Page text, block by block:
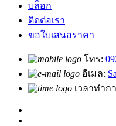
บล็อก
ติดต่อเรา
ขอใบเสนอราคา
โทร:
อีเมล:
เวลาทำก